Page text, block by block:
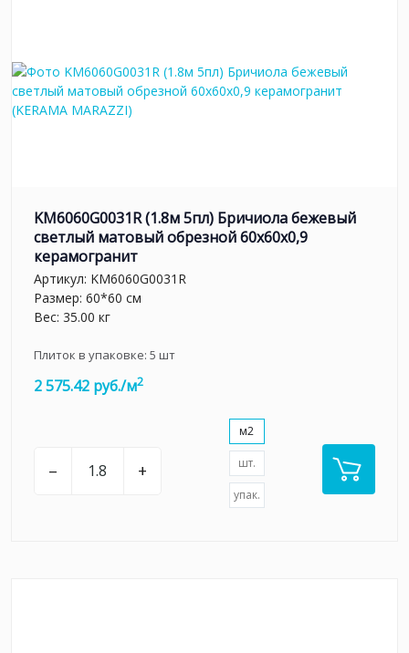
KM6060G0031R (1.8м 5пл) Бричиола бежевый
светлый матовый обрезной 60x60x0,9
керамогранит
Артикул: KM6060G0031R
Размер: 60*60 см
Вес: 35.00 кг
Плиток в упаковке: 5 шт
2 575.42 руб./м2
– +
м2
шт.
упак.